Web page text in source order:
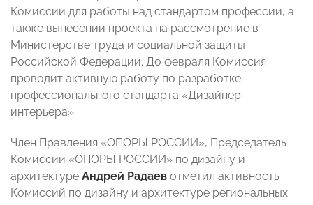
Комиссии для работы над стандартом профессии, а
также вынесении проекта на рассмотрение в
Министерстве труда и социальной защиты
Российской Федерации. До февраля Комиссия
проводит активную работу по разработке
профессионального стандарта «Дизайнер
интерьера».
Член Правления «ОПОРЫ РОССИИ», Председатель
Комиссии «ОПОРЫ РОССИИ» по дизайну и
архитектуре Андрей Радаев отметил активность
Комиссий по дизайну и архитектуре региональных